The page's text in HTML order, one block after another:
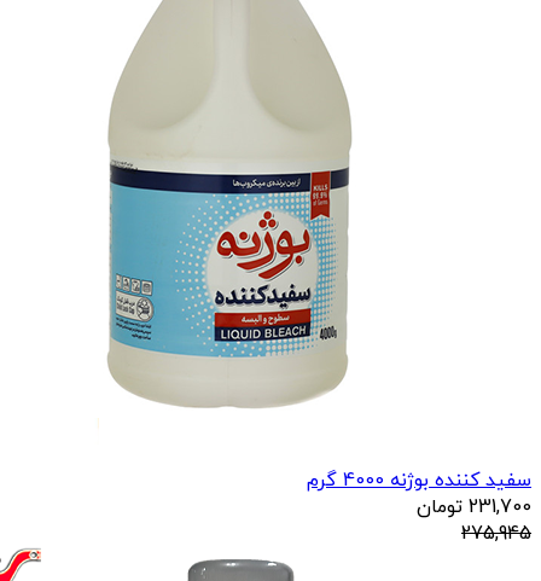
سفید کننده بوژنه 4000 گرم
231,700 تومان
275,945